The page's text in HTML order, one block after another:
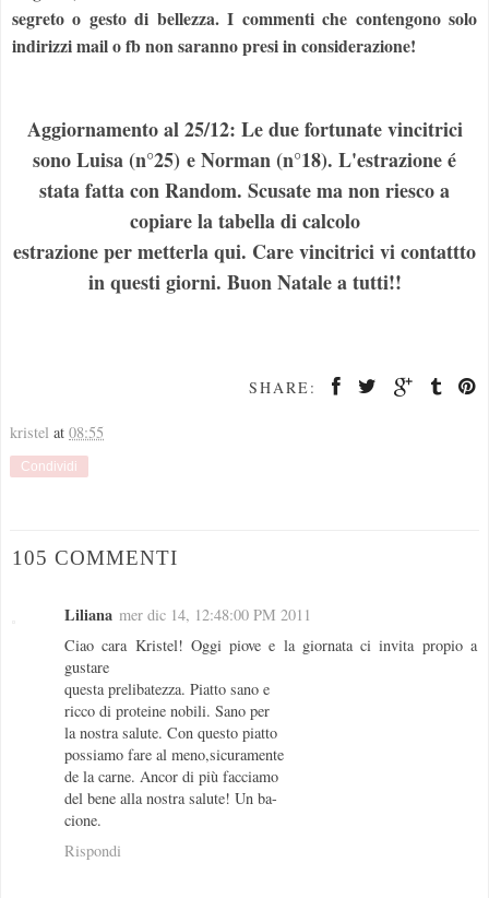
segreto o gesto di bellezza. I commenti che contengono solo
indirizzi mail o fb non saranno presi in considerazione!
Aggiornamento al 25/12: Le due fortunate vincitrici
sono Luisa (n°25) e Norman (n°18). L'estrazione é
stata fatta con Random. Scusate ma non riesco a
copiare la tabella di calcolo
estrazione per metterla qui. Care vincitrici vi contattto
in questi giorni. Buon Natale a tutti!!
SHARE:
kristel at 08:55
Condividi
105 COMMENTI
Liliana mer dic 14, 12:48:00 PM 2011
Ciao cara Kristel! Oggi piove e la giornata ci invita propio a
gustare
questa prelibatezza. Piatto sano e
ricco di proteine nobili. Sano per
la nostra salute. Con questo piatto
possiamo fare al meno,sicuramente
de la carne. Ancor di più facciamo
del bene alla nostra salute! Un ba-
cione.
Rispondi